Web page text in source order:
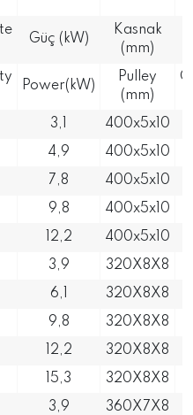
Güç (kW)
Kasnak
(mm)
Power(kW)
Pulley
(mm)
3,1 400x5x10
4,9 400x5x10
7,8 400x5x10
9,8 400x5x10
12,2 400x5x10
3,9 320X8X8
6,1 320X8X8
9,8 320X8X8
12,2 320X8X8
15,3 320X8X8
3,9 360X7X8